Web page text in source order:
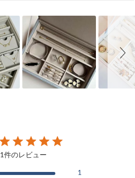
5 out of 5 stars 1 total reviews
1件のレビュー
1